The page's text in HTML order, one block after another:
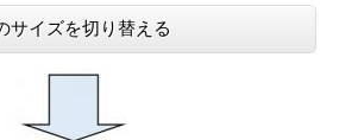
サイズを切り替える